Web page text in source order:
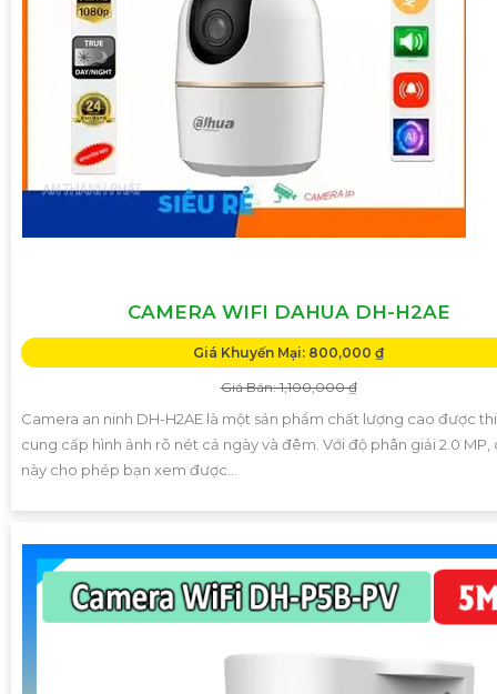
CAMERA WIFI DAHUA DH-H2AE
Giá Khuyến Mại: 800,000 ₫
Giá Bán: 1,100,000 ₫
Camera an ninh DH-H2AE là một sản phẩm chất lượng cao được
cung cấp hình ảnh rõ nét cả ngày và đêm. Với độ phân giải 2.0 MP,
này cho phép bạn xem được...